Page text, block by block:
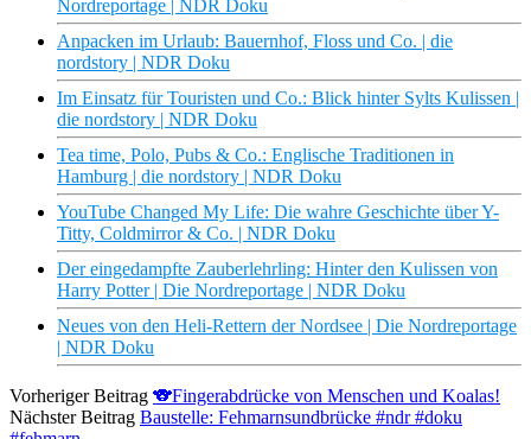
Nordreportage | NDR Doku
Anpacken im Urlaub: Bauernhof, Floss und Co. | die
nordstory | NDR Doku
Im Einsatz für Touristen und Co.: Blick hinter Sylts Kulissen |
die nordstory | NDR Doku
Tea time, Polo, Pubs & Co.: Englische Traditionen in
Hamburg | die nordstory | NDR Doku
YouTube Changed My Life: Die wahre Geschichte über Y-
Titty, Coldmirror & Co. | NDR Doku
Der eingedampfte Zauberlehrling: Hinter den Kulissen von
Harry Potter | Die Nordreportage | NDR Doku
Neues von den Heli-Rettern der Nordsee | Die Nordreportage
| NDR Doku
Vorheriger Beitrag 🐨Fingerabdrücke von Menschen und Koalas!
Nächster Beitrag Baustelle: Fehmarnsundbrücke #ndr #doku